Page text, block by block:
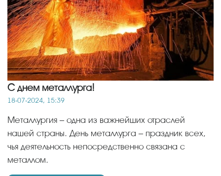
С днем металлурга!
18-07-2024, 15:39
Металлургия – одна из важнейших отраслей
нашей страны. День металлурга – праздник всех,
чья деятельность непосредственно связана с
металлом.